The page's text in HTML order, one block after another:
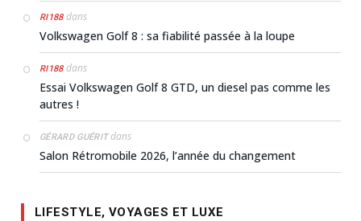
RI188dans
Volkswagen Golf 8 : sa fiabilité passée à la loupe
RI188dans
Essai Volkswagen Golf 8 GTD, un diesel pas comme les
autres !
GÉRARD GUÉRITdans
Salon Rétromobile 2026, l’année du changement
LIFESTYLE, VOYAGES ET LUXE